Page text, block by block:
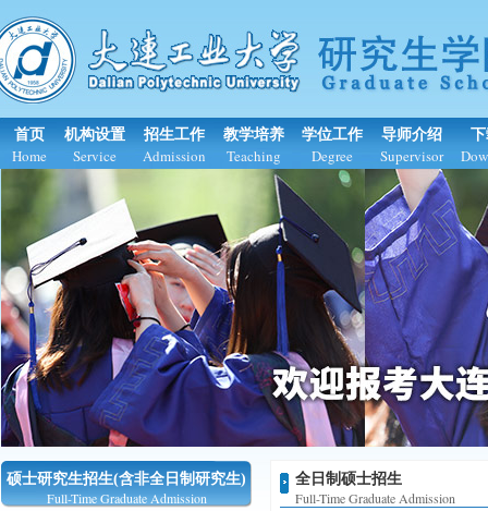
首页
Home
机构设置
Service
招生工作
Admission
教学培养
Teaching
学位工作
Degree
导师介绍
Supervisor
硕士研究生招生(含非全日制研究生)
Full-Time Graduate Admission
全日制硕士招生
Full-Time Graduate Admission